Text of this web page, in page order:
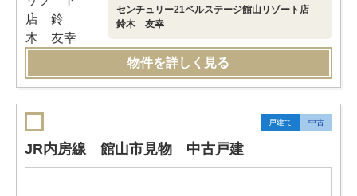
センチュリー21ベルステージ館山リゾート店
鈴木 友幸
物件を詳しく見る
戸建て 中古
JR内房線 館山市見物 中古戸建